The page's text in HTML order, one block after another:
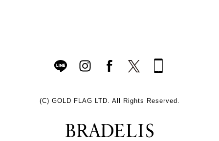
(C) GOLD FLAG LTD. All Rights Reserved.